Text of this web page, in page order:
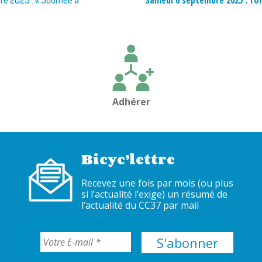
Adhérer
Bicyc’lettre
Recevez une fois par mois (ou plus
si l’actualité l’exige) un résumé de
l’actualité du CC37 par mail